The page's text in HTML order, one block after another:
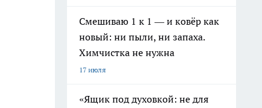
Смешиваю 1 к 1 — и ковёр как
новый: ни пыли, ни запаха.
Химчистка не нужна
17 июля
«Ящик под духовкой: не для